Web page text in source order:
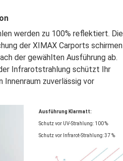
werden zu 100% reflektiert. Die
der XIMAXCarports schirmen
dergewählten Ausführung ab.
Infrarotstrahlung schützt Ihr
Innenraum zuverlässig vor
Ausführung Klarmatt:
Schutz vor UV-Strahlung: 100 %
Schutz vor Infrarot-Strahlung: 37 %